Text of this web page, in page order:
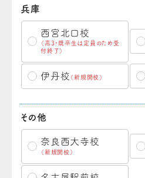
兵庫
西宮北口校
（高3・既卒生は定員のため受
付終了）
伊丹校 （新規開校）
その他
奈良西大寺校
（新規開校）